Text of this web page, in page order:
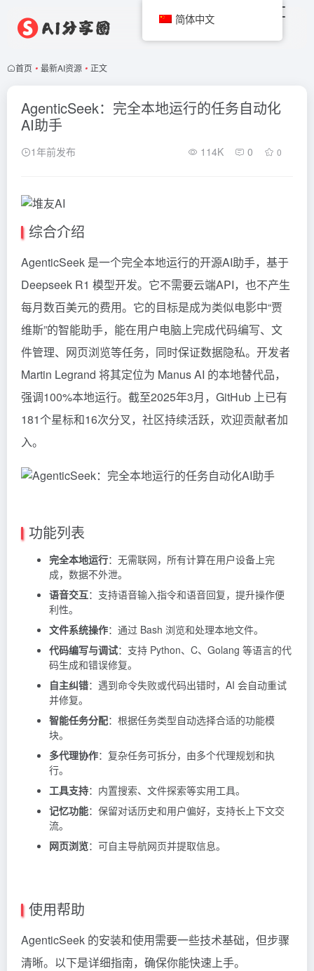
首页 • 最新AI资源 • 正文
AgenticSeek：完全本地运行的任务自动化
AI助手
1年前发布 114K 0 0
综合介绍
AgenticSeek 是一个完全本地运行的开源AI助手，基于
Deepseek R1 模型开发。它不需要云端API，也不产生
每月数百美元的费用。它的目标是成为类似电影中“贾
维斯”的智能助手，能在用户电脑上完成代码编写、文
件管理、网页浏览等任务，同时保证数据隐私。开发者
Martin Legrand 将其定位为 ManusAI 的本地替代品，
强调100%本地运行。截至2025年3月，GitHub 上已有
181个星标和16次分叉，社区持续活跃，欢迎贡献者加
入。
功能列表
完全本地运行：无需联网，所有计算在用户设备上完
成，数据不外泄。
语音交互：支持语音输入指令和语音回复，提升操作便
利性。
文件系统操作：通过 Bash 浏览和处理本地文件。
代码编写与调试：支持 Python、C、Golang 等语言的代
码生成和错误修复。
自主纠错：遇到命令失败或代码出错时，AI 会自动重试
并修复。
智能任务分配：根据任务类型自动选择合适的功能模
块。
多代理协作：复杂任务可拆分，由多个代理规划和执
行。
工具支持：内置搜索、文件探索等实用工具。
记忆功能：保留对话历史和用户偏好，支持长上下文交
流。
网页浏览：可自主导航网页并提取信息。
使用帮助
AgenticSeek 的安装和使用需要一些技术基础，但步骤
清晰。以下是详细指南，确保你能快速上手。
简体中文